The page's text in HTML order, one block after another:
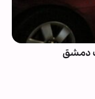
دمشق